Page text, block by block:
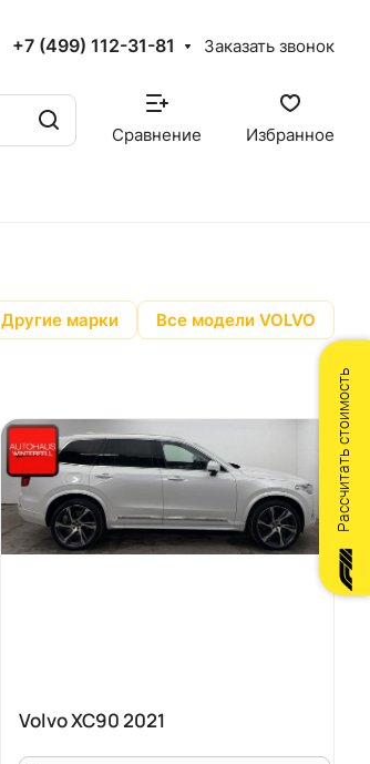
+7 (499) 112-31-81 Заказать звонок
Сравнение Избранное
Другие марки Все модели VOLVO
Volvo XC90 2021
Рассчитать стоимость